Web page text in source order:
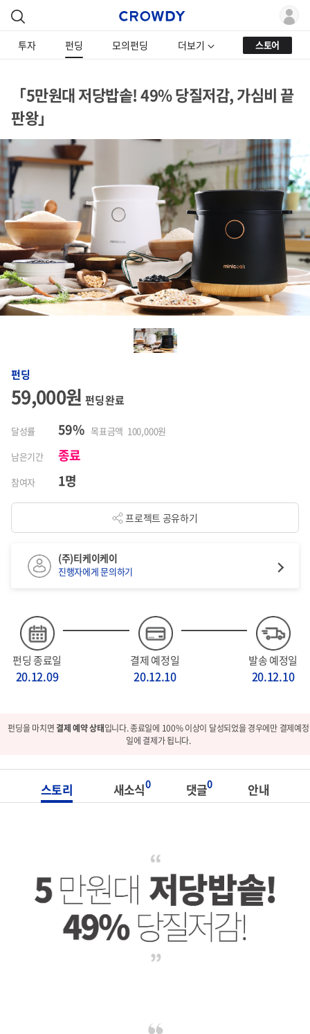
투자 펀딩 모의펀딩 더보기 스토어
「5만원대 저당밥솥! 49% 당질저감, 가심비 끝
판왕」
펀딩
59,000원펀딩 완료
달성률 59% 목표금액 100,000원
남은기간
종료
참여자 1명
프로젝트 공유하기
펀딩 종료일
20.12.09
결제 예정일
20.12.10
발송 예정일
20.12.10
(주)티케이케이
진행자에게 문의하기
펀딩을 마치면결제 예약 상태입니다. 종료일에 100% 이상이 달성되었을 경우에만 결제예정
일에 결제가 됩니다.
스토리 새소식0 댓글0 안내